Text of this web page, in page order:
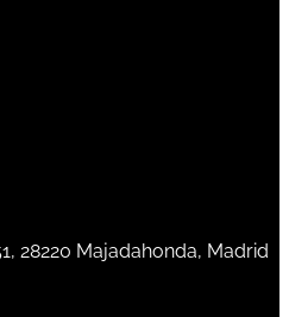
28220 Majadahonda, Madrid